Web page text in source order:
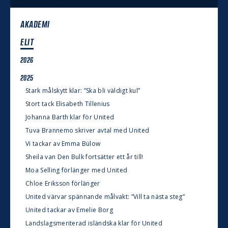
AKADEMI
ELIT
2026
2025
Stark målskytt klar: ”Ska bli väldigt kul”
Stort tack Elisabeth Tillenius
Johanna Barth klar för United
Tuva Brannemo skriver avtal med United
Vi tackar av Emma Bülow
Sheila van Den Bulk fortsätter ett år till!
Moa Selling förlänger med United
Chloe Eriksson förlänger
United värvar spännande målvakt: ”Vill ta nästa steg”
United tackar av Emelie Borg
Landslagsmeriterad isländska klar för United